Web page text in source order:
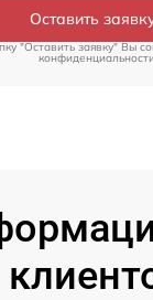
Оставить
"Оставить заявку" Вы
конфиденциальности